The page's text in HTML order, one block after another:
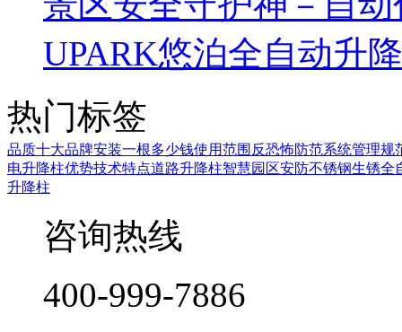
UPARK悠泊全自动升
热门标签
品质十大品牌安装一根多少钱使用范围 反恐怖防范系统管理规
电升降柱优势技术特点道路升降柱智慧园区安防不锈钢生锈全
升降柱
咨询热线
400-999-7886